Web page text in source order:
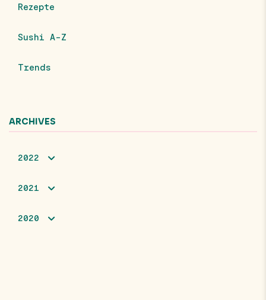
Rezepte
Sushi A-Z
Trends
ARCHIVES
2022
2021
2020